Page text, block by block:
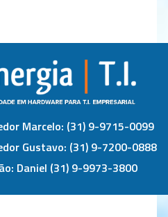
Marcelo: (31) 9-9715-0099
Gustavo: (31) 9-7200-0888
Daniel (31) 9-9973-3800